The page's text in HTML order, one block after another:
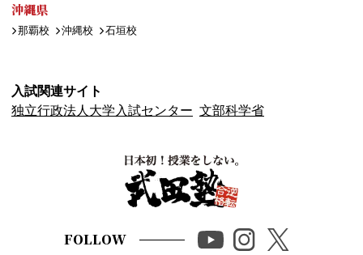
沖縄県
那覇校 沖縄校 石垣校
入試関連サイト
独立行政法人大学入試センター 文部科学省
FOLLOW